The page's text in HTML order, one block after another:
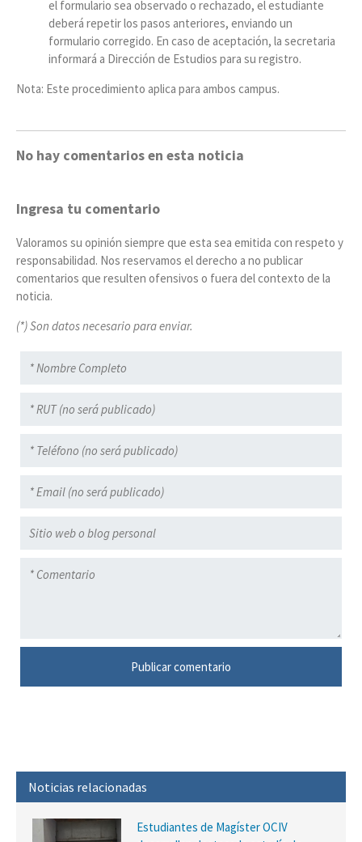
el formulario sea observado o rechazado, el estudiante
deberá repetir los pasos anteriores, enviando un
formulario corregido. En caso de aceptación, la secretaria
informará a Dirección de Estudios para su registro.
Nota: Este procedimiento aplica para ambos campus.
No hay comentarios en esta noticia
Ingresa tu comentario
Valoramos su opinión siempre que esta sea emitida con respeto y
responsabilidad. Nos reservamos el derecho a no publicar
comentarios que resulten ofensivos o fuera del contexto de la
noticia.
(*) Son datos necesario para enviar.
Noticias relacionadas
Estudiantes de Magíster OCIV